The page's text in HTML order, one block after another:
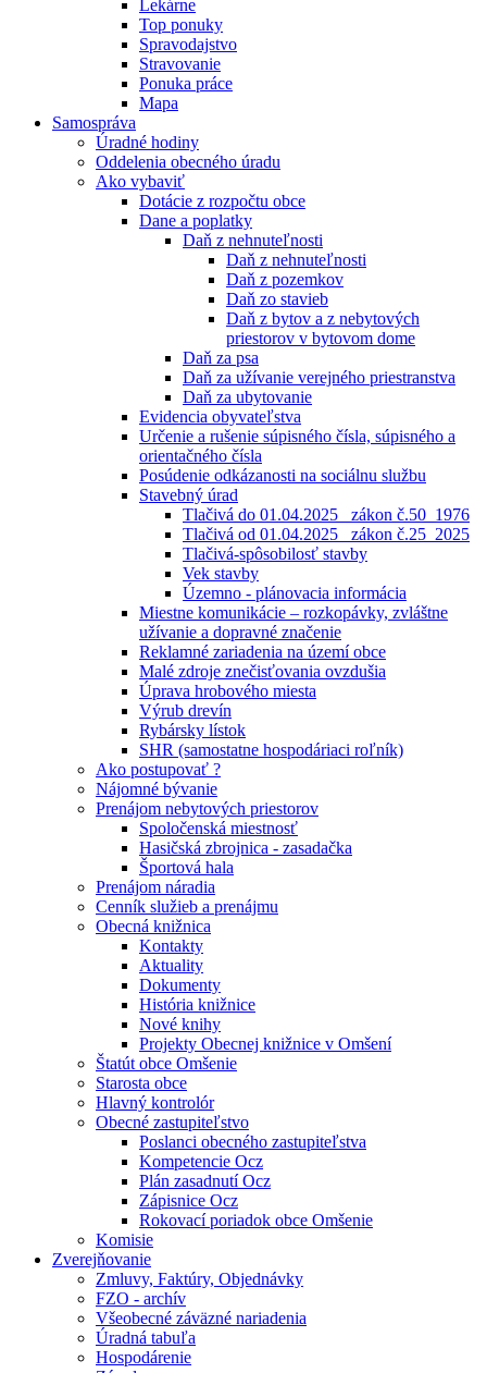
Lekárne
Top ponuky
Spravodajstvo
Stravovanie
Ponuka práce
Mapa
Samospráva
Úradné hodiny
Oddelenia obecného úradu
Ako vybaviť
Dotácie z rozpočtu obce
Dane a poplatky
Daň z nehnuteľnosti
Daň z nehnuteľnosti
Daň z pozemkov
Daň zo stavieb
Daň z bytov a z nebytových
priestorov v bytovom dome
Daň za psa
Daň za užívanie verejného priestranstva
Daň za ubytovanie
Evidencia obyvateľstva
Určenie a rušenie súpisného čísla, súpisného a
orientačného čísla
Posúdenie odkázanosti na sociálnu službu
Stavebný úrad
Tlačivá do 01.04.2025_ zákon č.50_1976
Tlačivá od 01.04.2025_ zákon č.25_2025
Tlačivá-spôsobilosť stavby
Vek stavby
Územno - plánovacia informácia
Miestne komunikácie – rozkopávky, zvláštne
užívanie a dopravné značenie
Reklamné zariadenia na území obce
Malé zdroje znečisťovania ovzdušia
Úprava hrobového miesta
Výrub drevín
Rybársky lístok
SHR (samostatne hospodáriaci roľník)
Ako postupovať ?
Nájomné bývanie
Prenájom nebytových priestorov
Spoločenská miestnosť
Hasičská zbrojnica - zasadačka
Športová hala
Prenájom náradia
Cenník služieb a prenájmu
Obecná knižnica
Kontakty
Aktuality
Dokumenty
História knižnice
Nové knihy
Projekty Obecnej knižnice v Omšení
Štatút obce Omšenie
Starosta obce
Hlavný kontrolór
Obecné zastupiteľstvo
Poslanci obecného zastupiteľstva
Kompetencie Ocz
Plán zasadnutí Ocz
Zápisnice Ocz
Rokovací poriadok obce Omšenie
Komisie
Zverejňovanie
Zmluvy, Faktúry, Objednávky
FZO - archív
Všeobecné záväzné nariadenia
Úradná tabuľa
Hospodárenie